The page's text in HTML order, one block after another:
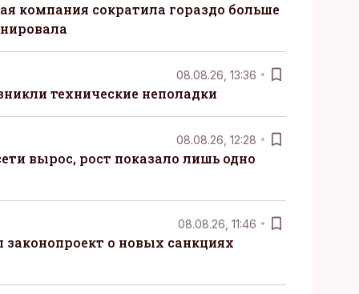
компания сократила гораздо больше
08.08.26, 13:36
технические неполадки
08.08.26, 12:28
вырос, рост показало лишь одно
08.08.26, 11:46
о новых санкциях